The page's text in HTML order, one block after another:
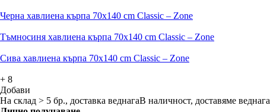
Черна хавлиена кърпа 70x140 cm Classic – Zone
Тъмносиня хавлиена кърпа 70x140 cm Classic – Zone
Сива хавлиена кърпа 70x140 cm Classic – Zone
+ 8
Добави
На склад > 5 бр., доставка веднагаВ наличност, доставяме веднага